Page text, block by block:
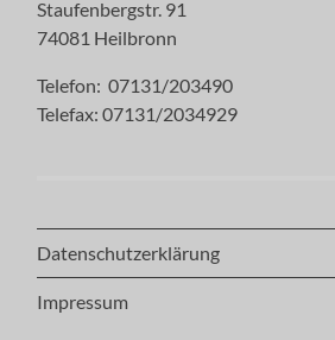
Staufenbergstr. 91
74081 Heilbronn
Telefon: 07131/203490
Telefax: 07131/2034929
Datenschutzerklärung
Impressum